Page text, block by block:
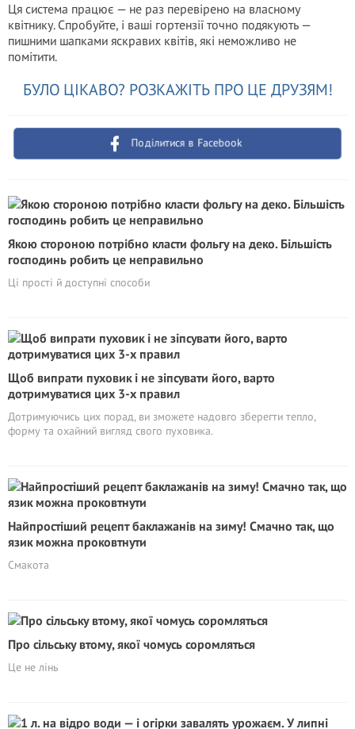
Ця система працює — не раз перевірено на власному
квітнику. Спробуйте, і ваші гортензії точно подякують —
пишними шапками яскравих квітів, які неможливо не
помітити.
БУЛО ЦІКАВО? РОЗКАЖІТЬ ПРО ЦЕ ДРУЗЯМ!
Поділитися в Facebook
Якою стороною потрібно класти фольгу на деко. Більшість
господинь робить це неправильно
Ці прості й доступні способи
Щоб випрати пуховик і не зіпсувати його, варто
дотримуватися цих 3-х правил
Дотримуючись цих порад, ви зможете надовго зберегти тепло,
форму та охайний вигляд свого пуховика.
Найпростіший рецепт баклажанів на зиму! Смачно так, що
язик можна проковтнути
Смакота
Про сільську втому, якої чомусь соромляться
Це не лінь